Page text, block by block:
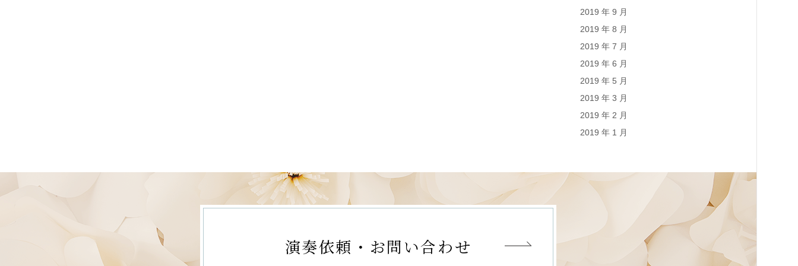
2019 年 9 月
2019 年 8 月
2019 年 7 月
2019 年 6 月
2019 年 5 月
2019 年 3 月
2019 年 2 月
2019 年 1 月
演奏依頼・お問い合わせ